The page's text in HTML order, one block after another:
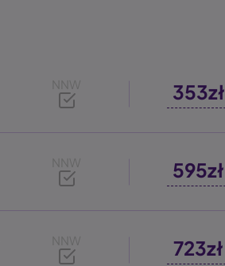
NNW 353zł
NNW 595zł
NNW 723zł